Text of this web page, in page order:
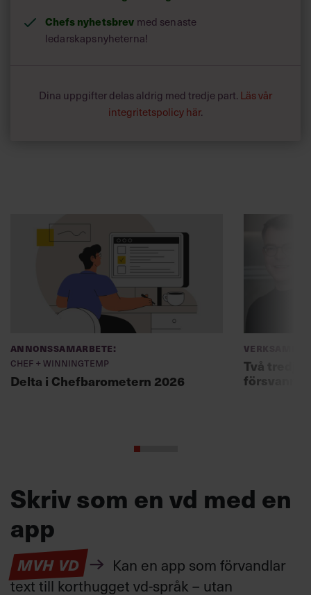
Chefs nyhetsbrev med senaste
ledarskapsnyheterna!
Dina uppgifter delas aldrig med tredje part. Läs vår
integritetspolicy här.
Annonssamarbete:
Chef + Winningtemp
Delta i Chefbarometern 2026
Två
försvann
Skriv som en vd med en
app
MVH VD
Kan en app som förvandlar
text till korthugget vd-språk – utan